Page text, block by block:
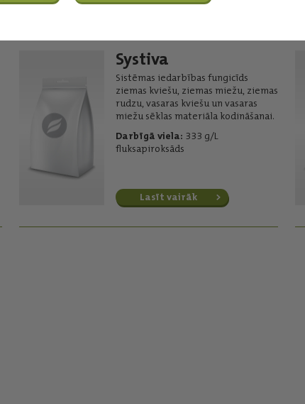
Systiva
Sistēmas iedarbības fungicīds
ziemas kviešu, ziemas miežu, ziemas
rudzu, vasaras kviešu un vasaras
miežu sēklas materiāla kodināšanai.
Darbīgā viela: 333 g/L
fluksapiroksāds
Lasīt vairāk